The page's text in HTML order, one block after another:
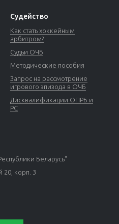
Судейство
Как стать хоккейным
арбитром?
Судьи ОЧБ
Методические пособия
Запрос на рассмотрение
игрового эпизода в ОЧБ
Дисквалификации ОПРБ и
РС
Беларусь"
20, корп. 3